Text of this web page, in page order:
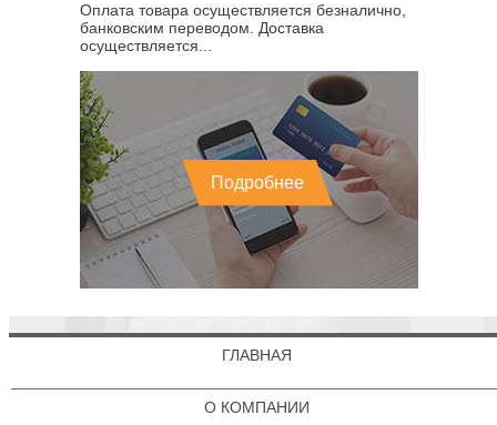
Оплата товара осуществляется безналично,
банковским переводом. Доставка
осуществляется...
Подробнее
ГЛАВНАЯ
О КОМПАНИИ